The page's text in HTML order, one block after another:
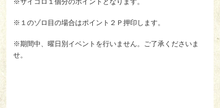
※サイコロ１個分のポイントとなります。
※１のゾロ目の場合はポイント２Ｐ押印します。
※期間中、曜日別イベントを行いません。ご了承くださいま
せ。